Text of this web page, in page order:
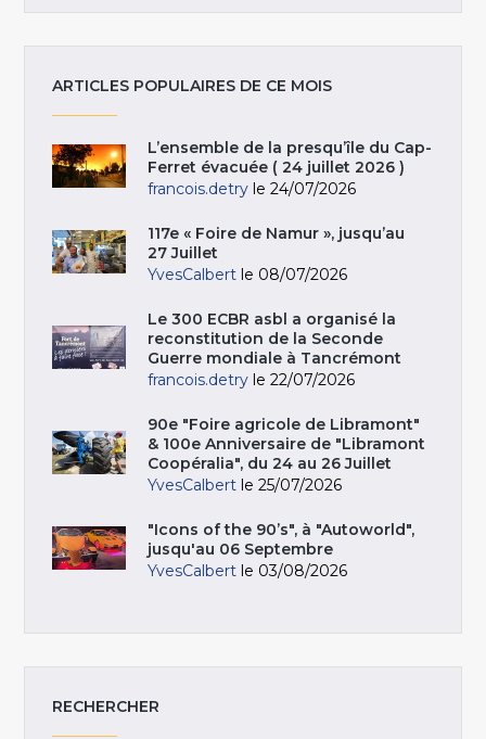
ARTICLES POPULAIRES DE CE MOIS
L’ensemble de la presqu’île du Cap-
Ferret évacuée ( 24 juillet 2026 )
francois.detry le 24/07/2026
117e « Foire de Namur », jusqu’au
27 Juillet
YvesCalbert le 08/07/2026
Le 300 ECBR asbl a organisé la
reconstitution de la Seconde
Guerre mondiale à Tancrémont
francois.detry le 22/07/2026
90e "Foire agricole de Libramont"
& 100e Anniversaire de "Libramont
Coopéralia", du 24 au 26 Juillet
YvesCalbert le 25/07/2026
"Icons of the 90’s", à "Autoworld",
jusqu'au 06 Septembre
YvesCalbert le 03/08/2026
RECHERCHER